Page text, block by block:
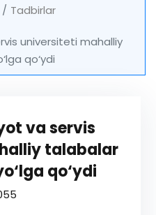
Tadbirlar
universiteti mahalliy
qo‘ydi
va servis
talabalar
qo‘ydi